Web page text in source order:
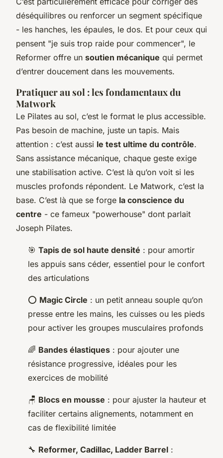
déséquilibres ou renforcer un segment spécifique
- les hanches, les épaules, le dos. Et pour ceux qui
pensent "je suis trop raide pour commencer", le
Reformer offre un soutien mécanique qui permet
d’entrer doucement dans les mouvements.
Pratiquer au sol : les fondamentaux du
Matwork
Le Pilates au sol, c’est le format le plus accessible.
Pas besoin de machine, juste un tapis. Mais
attention : c’est aussi le test ultime du contrôle.
Sans assistance mécanique, chaque geste exige
une stabilisation active. C’est là qu’on voit si les
muscles profonds répondent. Le Matwork, c’est la
base. C’est là que se forge la conscience du
centre - ce fameux "powerhouse" dont parlait
Joseph Pilates.
🎯 Tapis de sol haute densité : pour amortir
les appuis sans céder, essentiel pour le confort
des articulations
⭕ Magic Circle : un petit anneau souple qu’on
presse entre les mains, les cuisses ou les pieds
pour activer les groupes musculaires profonds
🌈 Bandes élastiques : pour ajouter une
résistance progressive, idéales pour les
exercices de mobilité
🪑 Blocs en mousse : pour ajuster la hauteur et
faciliter certains alignements, notamment en
cas de flexibilité limitée
🔧 Reformer, Cadillac, Ladder Barrel :